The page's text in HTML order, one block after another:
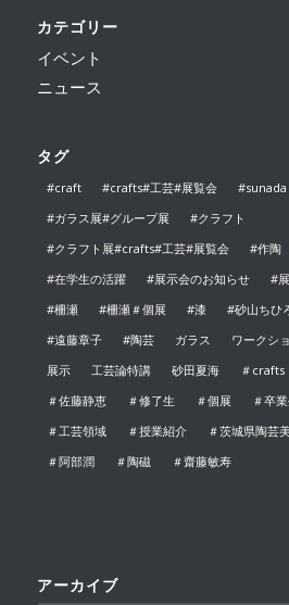
カテゴリー
イベント
ニュース
タグ
#craft #crafts#工芸#展覧会 #sunada
#ガラス展#グループ展
#クラフト
#クラフト展#crafts#工芸#展覧会
#作陶
#在学生の活躍
#展示会のお知らせ #
#柵瀬
#柵瀬＃個展 #漆 #砂山ちひ
#遠藤章子
#陶芸 ガラス ワークシ
展示
工芸論特講 砂田夏海 ＃crafts
＃佐藤静恵
＃修了生 ＃個展 ＃卒
＃工芸領域
＃授業紹介 ＃茨城県陶芸
＃阿部潤
＃陶磁 ＃齋藤敏寿
アーカイブ